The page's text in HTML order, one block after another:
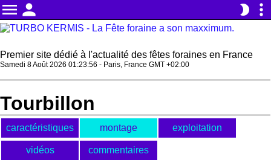
menu person brightness_2 more_vert
Premier site dédié à l'actualité des fêtes foraines en France
Samedi 8 Août 2026 01:23:56 - Paris, France GMT +02:00
Tourbillon
caractéristiques montage exploitation
vidéos commentaires